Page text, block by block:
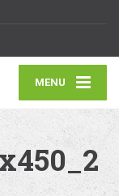
MENU